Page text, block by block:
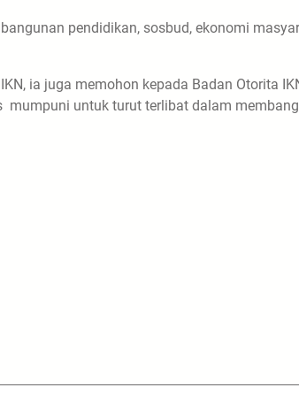
pendidikan, sosbud, ekonomi
ia juga memohon kepada Badan Otorita
mumpuni untuk turut terlibat dalam